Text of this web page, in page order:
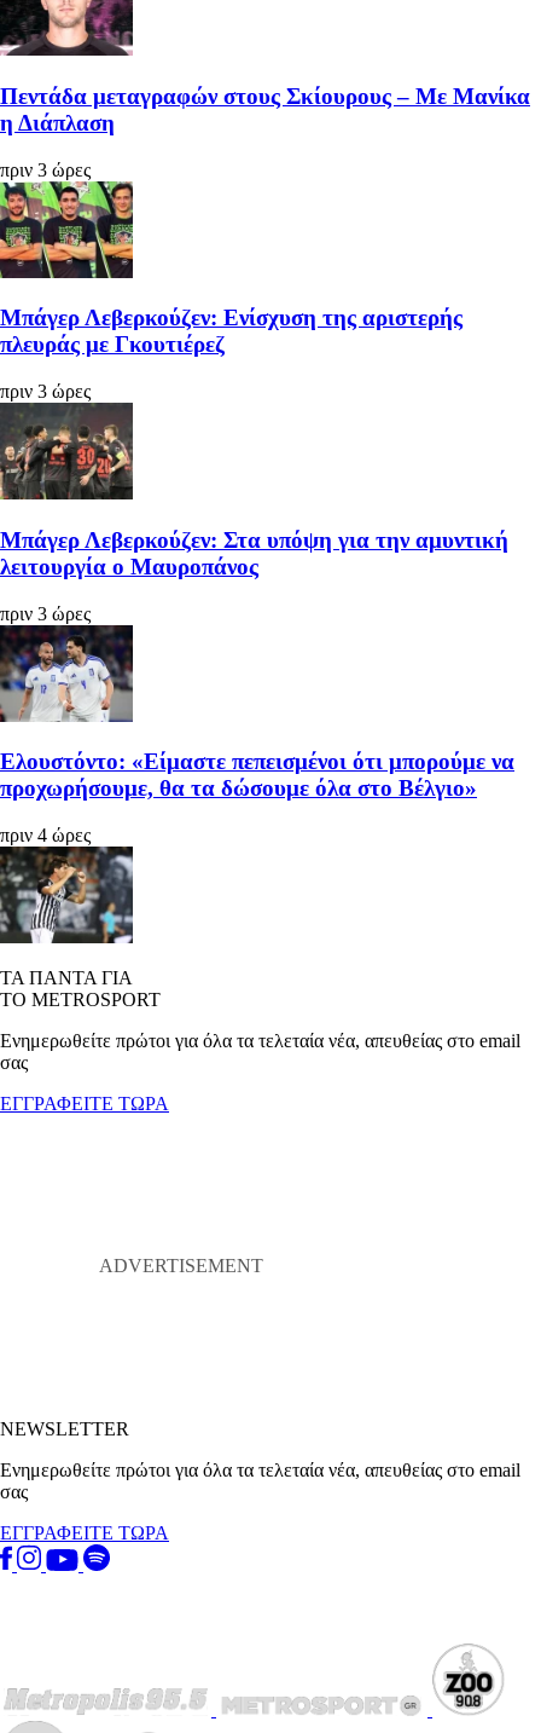
Πεντάδα μεταγραφών στους Σκίουρους – Με Μανίκα
η Διάπλαση
πριν 3 ώρες
Μπάγερ Λεβερκούζεν: Ενίσχυση της αριστερής
πλευράς με Γκουτιέρεζ
πριν 3 ώρες
Μπάγερ Λεβερκούζεν: Στα υπόψη για την αμυντική
λειτουργία ο Μαυροπάνος
πριν 3 ώρες
Ελουστόντο: «Είμαστε πεπεισμένοι ότι μπορούμε να
προχωρήσουμε, θα τα δώσουμε όλα στο Βέλγιο»
πριν 4 ώρες
ΤΑ ΠΑΝΤΑ ΓΙΑ
ΤΟ METROSPORT
Ενημερωθείτε πρώτοι για όλα τα τελεταία νέα, απευθείας στο email
σας
ΕΓΓΡΑΦΕΙΤΕ ΤΩΡΑ
NEWSLETTER
Ενημερωθείτε πρώτοι για όλα τα τελεταία νέα, απευθείας στο email
σας
ΕΓΓΡΑΦΕΙΤΕ ΤΩΡΑ